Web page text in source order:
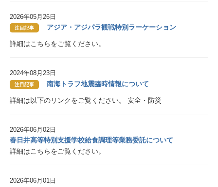
2026年05月26日
注目記事 アジア・アジパラ観戦特別ラーケーション
詳細はこちらをご覧ください。
2024年08月23日
注目記事 南海トラフ地震臨時情報について
詳細は以下のリンクをご覧ください。 安全・防災
2026年06月02日
春日井高等特別支援学校給食調理等業務委託について
詳細はこちらをご覧ください。
2026年06月01日